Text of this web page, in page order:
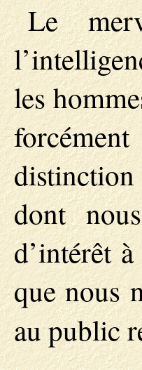
Le
les
dont
d’intérêt
que nous
au public